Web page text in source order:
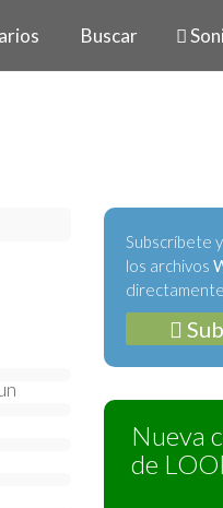
Buscar
Subscríbete
los archivos
Nueva
de